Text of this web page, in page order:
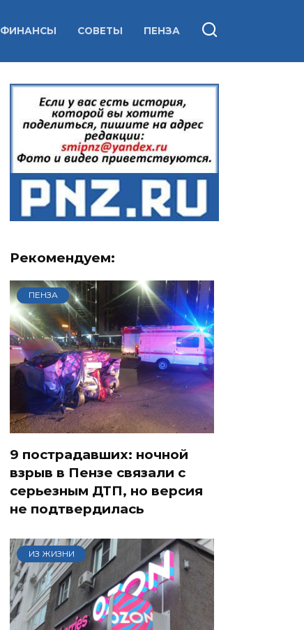
ФИНАНСЫ СОВЕТЫ ПЕНЗА
Рекомендуем:
ПЕНЗА
9 пострадавших: ночной
взрыв в Пензе связали с
серьезным ДТП, но версия
не подтвердилась
ИЗ ЖИЗНИ